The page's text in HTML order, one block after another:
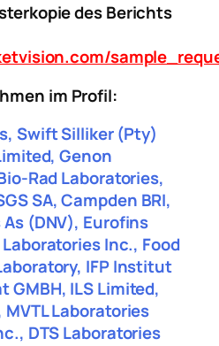
des Berichts
im Profil:
Swift Silliker (Pty)
Genon
Rad Laboratories,
SA, Campden BRI,
(DNV), Eurofins
Inc., Food
IFP Institut
ILS Limited,
Laboratories
DTS Laboratories